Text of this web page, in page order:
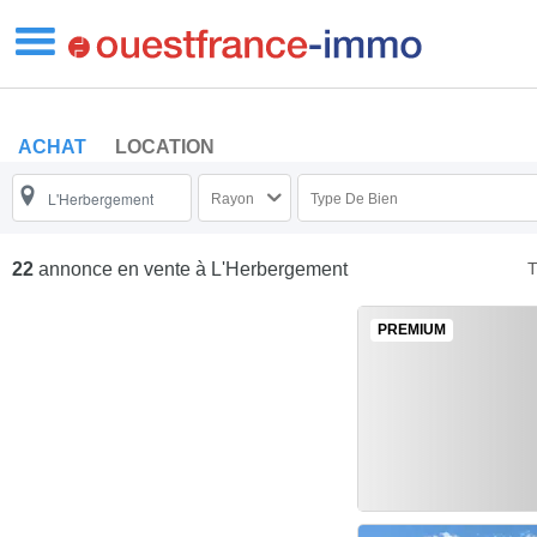
ACHAT LOCATION
Rayon Type De Bien
22 annonce en vente à L'Herbergement
PREMIUM